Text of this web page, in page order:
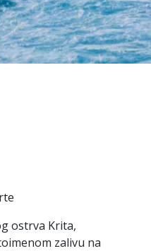
ostrva Krita,
zalivu na